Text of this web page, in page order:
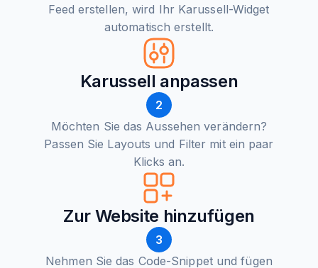
Feed erstellen, wird Ihr Karussell-Widget
automatisch erstellt.
Karussell anpassen
2
Möchten Sie das Aussehen verändern?
Passen Sie Layouts und Filter mit ein paar
Klicks an.
Zur Website hinzufügen
3
Nehmen Sie das Code-Snippet und fügen